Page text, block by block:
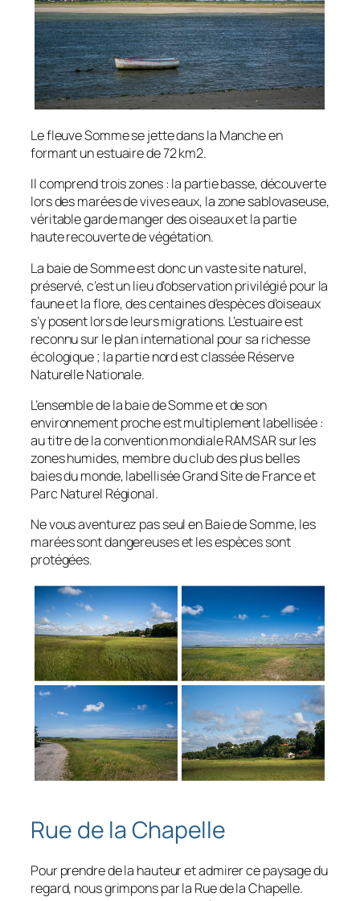
Le fleuve Somme se jette dans la Manche en
formant un estuaire de 72 km2.
Il comprend trois zones : la partie basse, découverte
lors des marées de vives eaux, la zone sablovaseuse,
véritable garde manger des oiseaux et la partie
haute recouverte de végétation.
La baie de Somme est donc un vaste site naturel,
préservé, c’est un lieu d’observation privilégié pour la
faune et la flore, des centaines d’espèces d’oiseaux
s’y posent lors de leurs migrations. L’estuaire est
reconnu sur le plan international pour sa richesse
écologique ; la partie nord est classée Réserve
Naturelle Nationale.
L’ensemble de la baie de Somme et de son
environnement proche est multiplement labellisée :
au titre de la convention mondiale RAMSAR sur les
zones humides, membre du club des plus belles
baies du monde, labellisée Grand Site de France et
Parc Naturel Régional.
Ne vous aventurez pas seul en Baie de Somme, les
marées sont dangereuses et les espèces sont
protégées.
Rue de la Chapelle
Pour prendre de la hauteur et admirer ce paysage du
regard, nous grimpons par la Rue de la Chapelle.